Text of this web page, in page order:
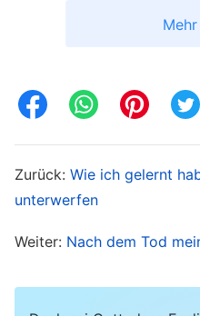
erholte, könnte der
vollbringen, wie könnte
gewesen war. Ich
entwickelten. Danach
Gruppentreffen fragte
Zurück: Wie ich gelernt
unterwerfen
Weiter: Nach dem Tod